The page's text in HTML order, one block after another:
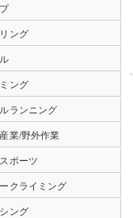
ング
ング
ランニング
業/野外作業
ポーツ
クライミング
ング